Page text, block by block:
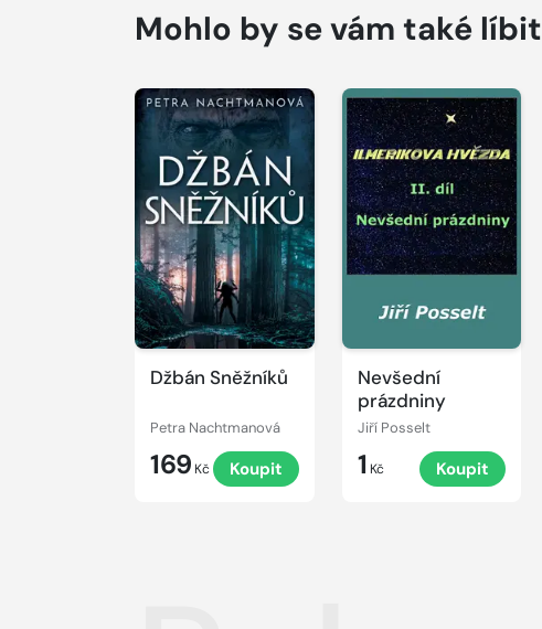
Mohlo by se vám také líbit
Džbán Sněžníků
Petra Nachtmanová
169 Kč Koupit
Nevšední
prázdniny
Jiří Posselt
1 Kč Koupit